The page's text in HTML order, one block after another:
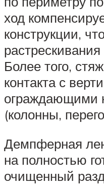
ход
конструкции,
Более того,
контакта с
ограждающими
(колонны,
Демпферная
на полностью
очищенный